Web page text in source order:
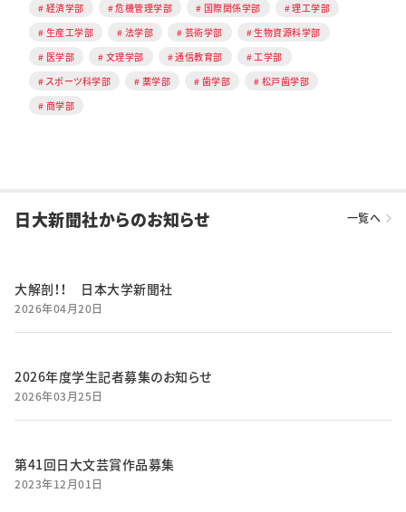
経済学部 危機管理学部 国際関係学部
理工学部
生産工学部
法学部 芸術学部
生物資源科学部
医学部
文理学部 通信教育部
工学部
スポーツ科学部
薬学部 歯学部
松戸歯学部
商学部
日大新聞社からのお知らせ 一覧へ
大解剖！！ 日本大学新聞社
2026年04月20日
2026年度学生記者募集のお知らせ
2026年03月25日
第41回日大文芸賞作品募集
2023年12月01日